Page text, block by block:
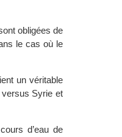
obligées de
le cas où le
un véritable
versus Syrie et
d’eau de